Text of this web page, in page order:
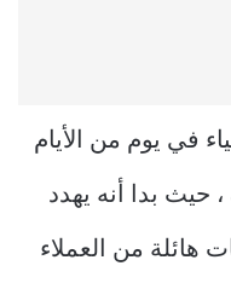
في يوم من الأيام
حيث بدا أنه يهدد
هائلة من العملاء